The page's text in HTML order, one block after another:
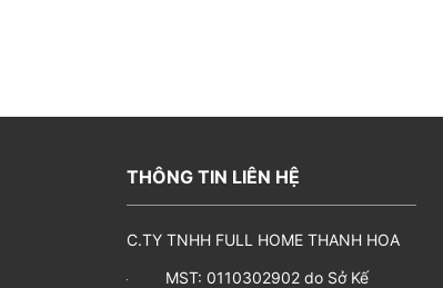
THÔNG TIN LIÊN HỆ
C.TY TNHH FULL HOME THANH HOA
MST: 0110302902 do Sở Kế